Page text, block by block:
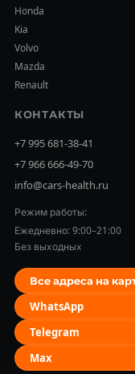
Honda
Kia
Volvo
Mazda
Renault
КОНТАКТЫ
+7 995 681-38-41
+7 966 666-49-70
info@cars-health.ru
Режим работы:
Ежедневно: 9:00–21:00
Без выходных
Все адреса на
WhatsApp
Telegram
Max